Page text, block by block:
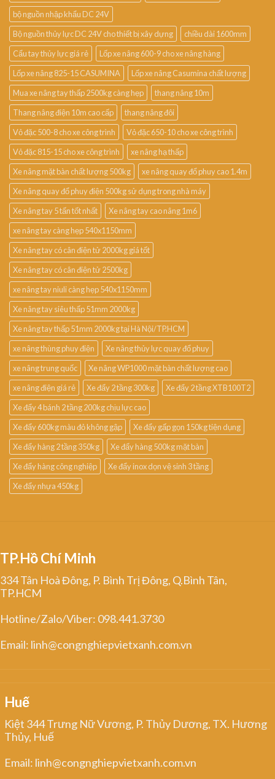
bộ nguồn nhập khẩu DC 24V
Bộ nguồn thủy lực DC 24V cho thiết bị xây dựng
chiều dài 1600mm
Cẩu tay thủy lực giá rẻ
Lốp xe nâng 600-9 cho xe nâng hàng
Lốp xe nâng 825-15 CASUMINA
Lốp xe nâng Casumina chất lượng
Mua xe nâng tay thấp 2500kg càng hẹp
thang nâng 10m
Thang nâng điện 10m cao cấp
thang nâng đôi
Vỏ đặc 500-8 cho xe công trình
Vỏ đặc 650-10 cho xe công trình
Vỏ đặc 815-15 cho xe công trình
xe nâng hạ thấp
Xe nâng mặt bàn chất lượng 500kg
xe nâng quay đổ phuy cao 1.4m
Xe nâng quay đổ phuy điện 500kg sử dụng trong nhà máy
Xe nâng tay 5 tấn tốt nhất
Xe nâng tay cao nâng 1m6
xe nâng tay càng hẹp 540x1150mm
Xe nâng tay có cân điện tử 2000kg giá tốt
Xe nâng tay có cân điện tử 2500kg
xe nâng tay niuli càng hẹp 540x1150mm
Xe nâng tay siêu thấp 51mm 2000kg
Xe nâng tay thấp 51mm 2000kg tại Hà Nội/TP.HCM
xe nâng thùng phuy điện
Xe nâng thủy lực quay đổ phuy
xe nâng trung quốc
Xe nâng WP1000 mặt bàn chất lượng cao
xe nâng điện giá rẻ
Xe đẩy 2 tầng 300kg
Xe đẩy 2 tầng XTB100T2
Xe đẩy 4 bánh 2 tầng 200kg chịu lực cao
Xe đẩy 600kg màu đỏ không gập
Xe đẩy gấp gọn 150kg tiện dụng
Xe đẩy hàng 2 tầng 350kg
Xe đẩy hàng 500kg mặt bàn
Xe đẩy hàng công nghiệp
Xe đẩy inox dọn vệ sinh 3 tầng
Xe đẩy nhựa 450kg
TP.Hồ Chí Minh
334 Tân Hoà Đông, P. Bình Trị Đông, Q.Bình Tân,
TP.HCM
Hotline/Zalo/Viber: 098.441.3730
Email: linh@congnghiepvietxanh.com.vn
Huế
Kiệt 344 Trưng Nữ Vương, P. Thủy Dương, TX. Hương
Thủy, Huế
Email: linh@congnghiepvietxanh.com.vn